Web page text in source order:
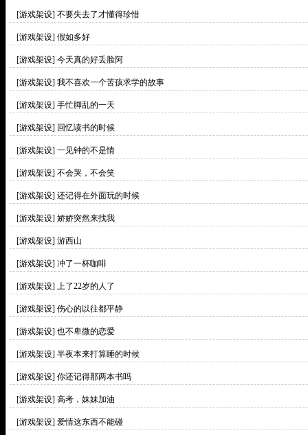
[游戏架设] 不要失去了才懂得珍惜
[游戏架设] 假如多好
[游戏架设] 今天真的好丢脸阿
[游戏架设] 我不喜欢一个苦孩求学的故事
[游戏架设] 手忙脚乱的一天
[游戏架设] 回忆读书的时候
[游戏架设] 一见钟的不是情
[游戏架设] 不会哭，不会笑
[游戏架设] 还记得在外面玩的时候
[游戏架设] 娇娇突然来找我
[游戏架设] 游西山
[游戏架设] 冲了一杯咖啡
[游戏架设] 上了22岁的人了
[游戏架设] 伤心的以往都平静
[游戏架设] 也不卑微的恋爱
[游戏架设] 半夜本来打算睡的时候
[游戏架设] 你还记得那两本书吗
[游戏架设] 高考，妹妹加油
[游戏架设] 爱情这东西不能碰